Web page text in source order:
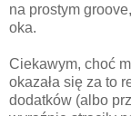
na prostym
oka.
Ciekawym, choć
okazała się za to
dodatków (albo